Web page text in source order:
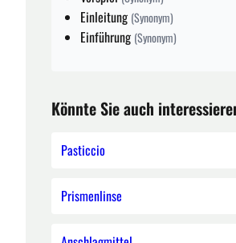
Einleitung (Synonym)
Einführung (Synonym)
Könnte Sie auch
Pasticcio
Prismenlinse